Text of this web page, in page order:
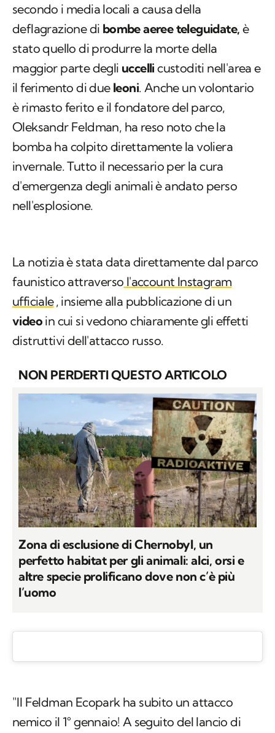
secondo i media locali a causa della
deflagrazione di bombe aeree teleguidate, è
stato quello di produrre la morte della
maggior parte degli uccelli custoditi nell'area e
il ferimento di due leoni. Anche un volontario
è rimasto ferito e il fondatore del parco,
Oleksandr Feldman, ha reso noto che la
bomba ha colpito direttamente la voliera
invernale. Tutto il necessario per la cura
d'emergenza degli animali è andato perso
nell'esplosione.
La notizia è stata data direttamente dal parco
faunistico attraverso l'account Instagram
ufficiale, insieme alla pubblicazione di un
video in cui si vedono chiaramente gli effetti
distruttivi dell'attacco russo.
NON PERDERTI QUESTO ARTICOLO
Zona di esclusione di Chernobyl, un
perfetto habitat per gli animali: alci, orsi e
altre specie prolificano dove non c’è più
l’uomo
"Il Feldman Ecopark ha subito un attacco
nemico il 1° gennaio! A seguito del lancio di